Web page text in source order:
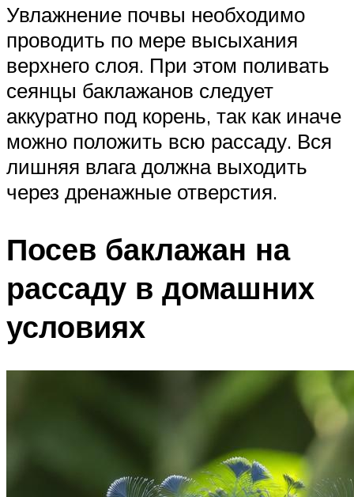
Увлажнение почвы необходимо
проводить по мере высыхания
верхнего слоя. При этом поливать
сеянцы баклажанов следует
аккуратно под корень, так как иначе
можно положить всю рассаду. Вся
лишняя влага должна выходить
через дренажные отверстия.
Посев баклажан на
рассаду в домашних
условиях